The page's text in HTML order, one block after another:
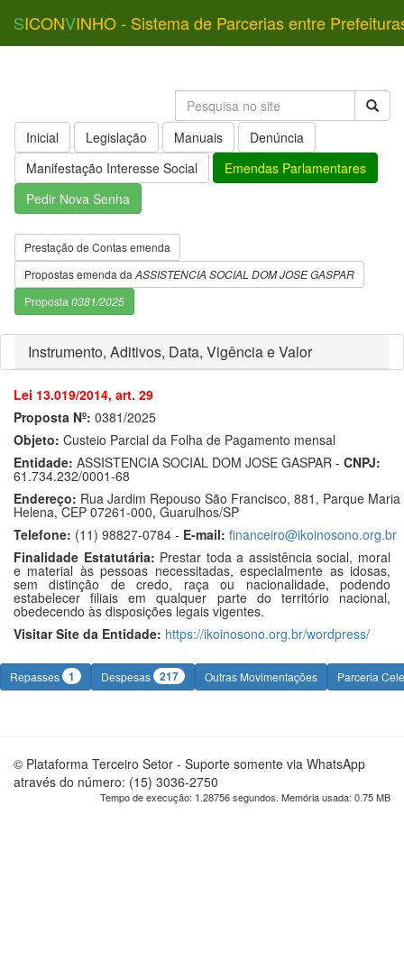
SICONVINHO - Sistema de Parcerias entre
Inicial Legislação Manuais
Denúncia
Manifestação Interesse Social
Emendas Parlamentares
Pedir Nova Senha
Prestação de Contas emenda
Propostas emenda da ASSISTENCIA SOCIAL DOM JOSE GASPAR
Proposta 0381/2025
Instrumento, Aditivos, Data, Vigência e Valor
Lei 13.019/2014, art. 29
Proposta Nº: 0381/2025
Objeto: Custeio Parcial da Folha de Pagamento mensal
Entidade: ASSISTENCIA SOCIAL DOM JOSE GASPAR - CNPJ:
61.734.232/0001-68
Endereço: Rua Jardim Repouso São Francisco, 881, Parque Maria
Helena, CEP 07261-000, Guarulhos/SP
Telefone: (11) 98827-0784 - E-mail: financeiro@ikoinosono.org.br
Finalidade Estatutária: Prestar toda a assistência social, moral
e material às pessoas necessitadas, especialmente as idosas,
sem distinção de credo, raça ou nacionalidade, podendo
estabelecer filiais em qualquer parte do território nacional,
obedecendo às disposições legais vigentes.
Visitar Site da Entidade: https://ikoinosono.org.br/wordpress/
Repasses 1 Despesas 217 Outras Movimentações Parceria
© Plataforma Terceiro Setor - Suporte somente via WhatsApp
através do número: (15) 3036-2750
Tempo de execução: 1.28756 segundos. Memória usada: 0.75 MB